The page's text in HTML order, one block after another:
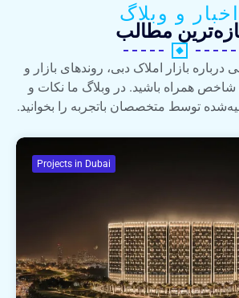
اخبار و وبلاگ
مطالب
بازار املاک دبی، روندهای بازار و
همراه باشید. در وبلاگ ما نکات و
توسط متخصصان باتجربه را بخوانید.
Projects in Dubai